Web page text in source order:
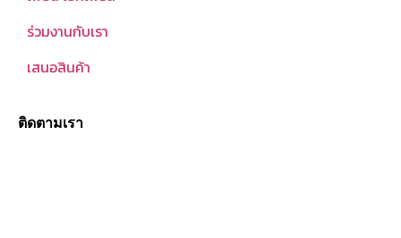
ร่วมงานกับเรา
เสนอสินค้า
ติดตามเรา